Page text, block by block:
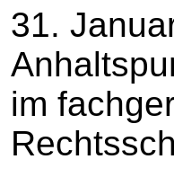
31.
im